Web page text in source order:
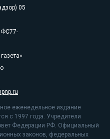
05
ФС77-
еженедельное издание
с 1997 года. Учредители
Федерации РФ. Официальный
законов, федеральных